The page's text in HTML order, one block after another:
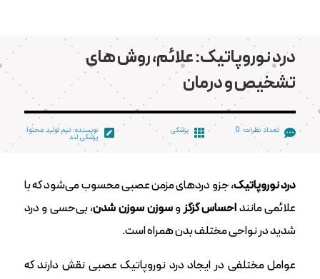
درد نوروپاتیک: علائم، روش های
تشخیص و درمان
 تعداد نظرات: 0  پزشکی  نویسنده: تیم تولید محتوا
پزشکی لند
درد نوروپاتیک، جزو دردهای مزمن عصبی محسوب می‌شود که با
علائمی ماننداحساس گزگزوسوزن سوزن شدن، بی‌حسی و درد
شدید در نواحی مختلف بدن همراه است.
عوامل مختلفی در ایجاد درد نوروپاتیک عصبی نقش دارند که